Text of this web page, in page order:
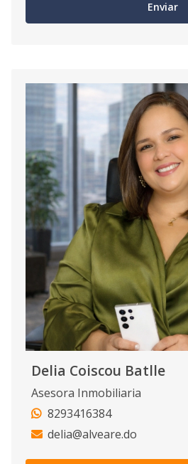
Enviar
Delia Coiscou Batlle
Asesora Inmobiliaria
8293416384
delia@alveare.do